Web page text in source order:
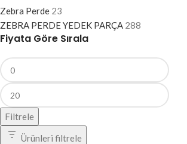
Zebra Perde 23
ZEBRA PERDE YEDEK PARÇA 288
Fiyata Göre Sırala
Filtrele
Ürünleri filtrele